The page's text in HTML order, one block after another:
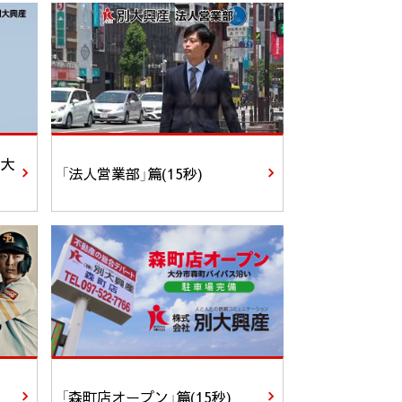
「法人営業部」篇(15秒)
「森町店オープン」篇(15秒)